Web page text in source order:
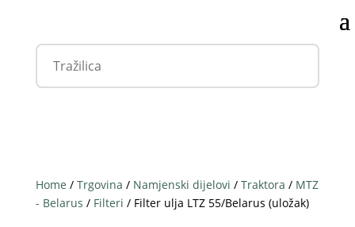
Home / Trgovina / Namjenski dijelovi / Traktora / MTZ
- Belarus / Filteri / Filter ulja LTZ 55/Belarus (uložak)